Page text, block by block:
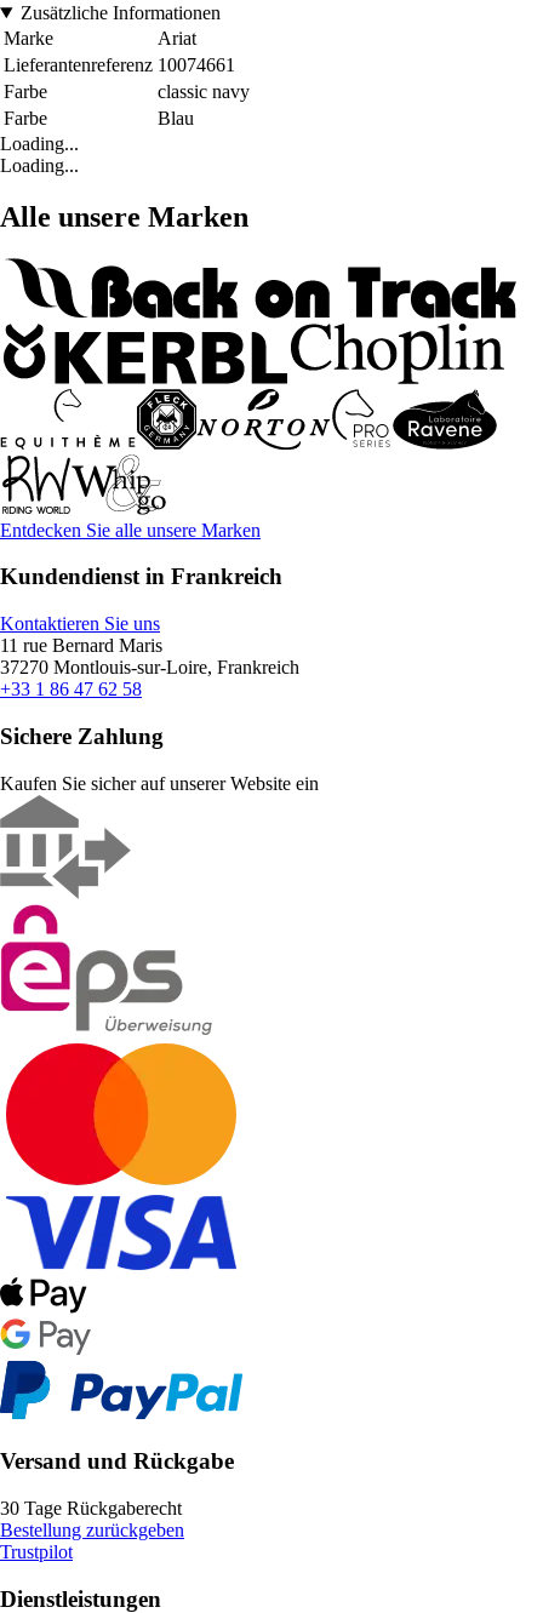
Zusätzliche Informationen
Marke
Ariat
Lieferantenreferenz 10074661
Farbe
classic navy
Farbe
Blau
Loading...
Loading...
Alle unsere Marken
Entdecken Sie alle unsere Marken
Kundendienst in Frankreich
Kontaktieren Sie uns
11 rue Bernard Maris
37270 Montlouis-sur-Loire, Frankreich
+33 1 86 47 62 58
Sichere Zahlung
Kaufen Sie sicher auf unserer Website ein
Versand und Rückgabe
30 Tage Rückgaberecht
Bestellung zurückgeben
Trustpilot
Dienstleistungen